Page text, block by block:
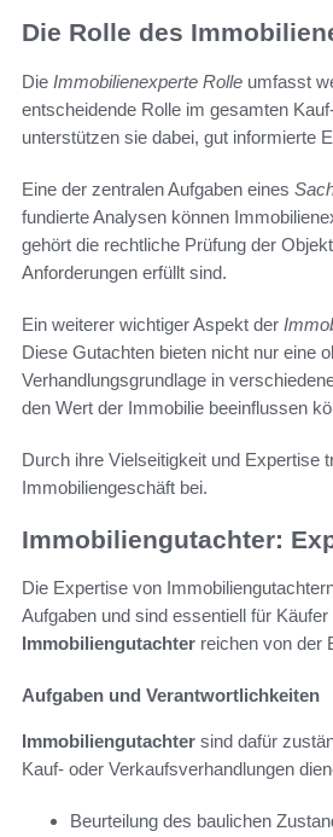
Die Rolle des
Die Immobilienexperte Rolle umfasst
entscheidende Rolle im gesamten
unterstützen sie dabei, gut informierte
Eine der zentralen Aufgaben eines
fundierte Analysen können
gehört die rechtliche Prüfung der
Anforderungen erfüllt sind.
Ein weiterer wichtiger Aspekt der
Diese Gutachten bieten nicht nur eine
Verhandlungsgrundlage in
den Wert der Immobilie beeinflussen
Durch ihre Vielseitigkeit und Expertise
Immobiliengeschäft bei.
Immobiliengutachter:
Die Expertise von
Aufgaben und sind essentiell für
Immobiliengutachter reichen von der
Aufgaben und Verantwortlichkeiten
Immobiliengutachter sind dafür
Kauf- oder Verkaufsverhandlungen
Beurteilung des baulichen